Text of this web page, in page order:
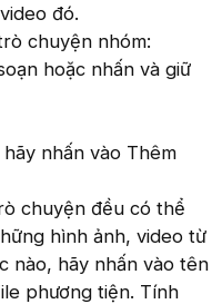
đó.
chuyện nhóm:
hoặc nhấn và giữ
nhấn vào Thêm
chuyện đều có thể
hình ảnh, video từ
nào, hãy nhấn vào tên
phương tiện. Tính